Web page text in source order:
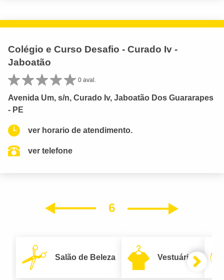
Colégio e Curso Desafio - Curado Iv -
Jaboatão
0 aval.
Avenida Um, s/n, Curado Iv, Jaboatão Dos Guararapes
- PE
ver horario de atendimento.
ver telefone
6
Salão de Beleza Vestuário